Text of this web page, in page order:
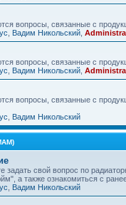
вопросы, связанные с
Вадим Никольский
вопросы, связанные с
Вадим Никольский
вопросы, связанные с
Вадим Никольский
свой вопрос по
а также ознакомиться с
Вадим Никольский